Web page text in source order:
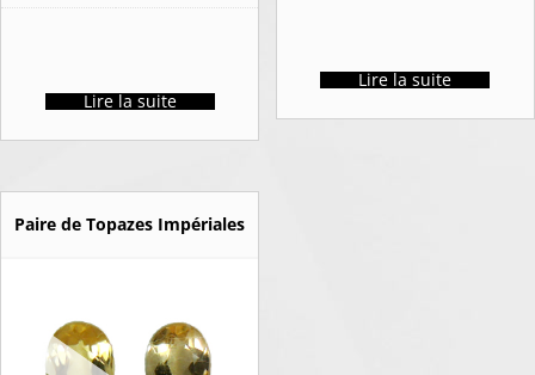
Lire la suite
Lire la suite
Paire de Topazes Impériales